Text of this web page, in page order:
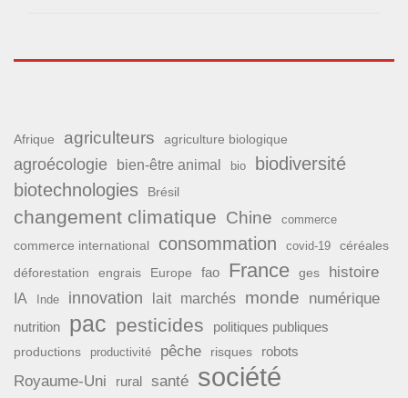
Afrique agriculteurs agriculture biologique
agroécologie bien-être animal bio
biodiversité
biotechnologies
Brésil
changement climatique Chine commerce
commerce international consommation covid-19 céréales
déforestation engrais Europe fao France ges histoire
IA Inde innovation lait marchés monde numérique
nutrition pac pesticides politiques publiques
productions productivité pêche risques robots
Royaume-Uni rural santé société